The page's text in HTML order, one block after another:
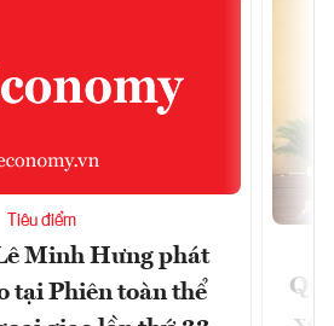
Tiêu điểm
Minh Hưng phát
tại Phiên toàn thể